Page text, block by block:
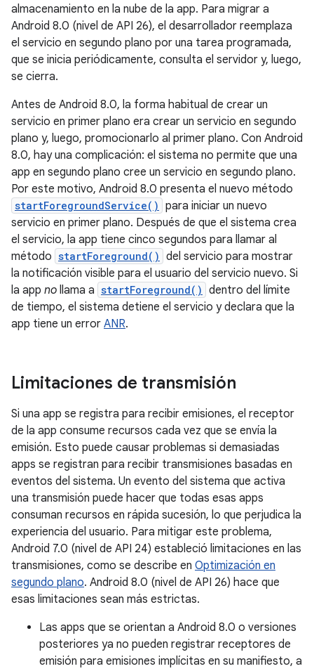
almacenamiento en la nube de la app. Para migrar a
Android 8.0 (nivel de API 26), el desarrollador reemplaza
el servicio en segundo plano por una tarea programada,
que se inicia periódicamente, consulta el servidor y, luego,
se cierra.
Antes de Android 8.0, la forma habitual de crear un
servicio en primer plano era crear un servicio en segundo
plano y, luego, promocionarlo al primer plano. Con Android
8.0, hay una complicación: el sistema no permite que una
app en segundo plano cree un servicio en segundo plano.
Por este motivo, Android 8.0 presenta el nuevo método
startForegroundService() para iniciar un nuevo
servicio en primer plano. Después de que el sistema crea
el servicio, la app tiene cinco segundos para llamar al
método startForeground() del servicio para mostrar
la notificación visible para el usuario del servicio nuevo. Si
la app no llama a startForeground() dentro del límite
de tiempo, el sistema detiene el servicio y declara que la
app tiene un error ANR.
Limitaciones de transmisión
Si una app se registra para recibir emisiones, el receptor
de la app consume recursos cada vez que se envía la
emisión. Esto puede causar problemas si demasiadas
apps se registran para recibir transmisiones basadas en
eventos del sistema. Un evento del sistema que activa
una transmisión puede hacer que todas esas apps
consuman recursos en rápida sucesión, lo que perjudica la
experiencia del usuario. Para mitigar este problema,
Android 7.0 (nivel de API 24) estableció limitaciones en las
transmisiones, como se describe en Optimización en
segundo plano. Android 8.0 (nivel de API 26) hace que
esas limitaciones sean más estrictas.
Las apps que se orientan a Android 8.0 o versiones
posteriores ya no pueden registrar receptores de
emisión para emisiones implícitas en su manifiesto, a